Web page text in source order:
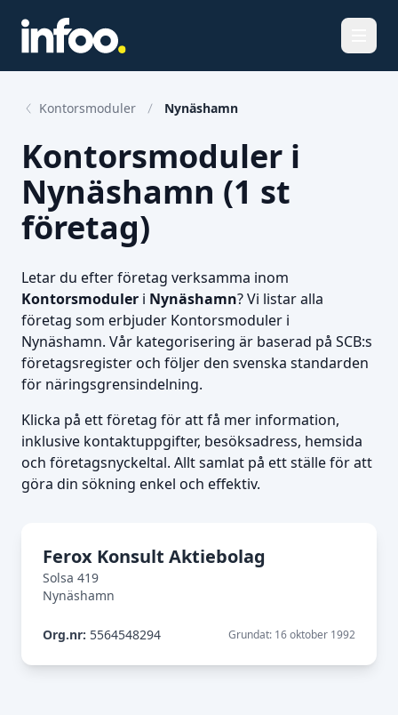
Kontorsmoduler Nynäshamn
Kontorsmoduler i
Nynäshamn (1 st
företag)
Letar du efter företag verksamma inom
Kontorsmoduler i Nynäshamn? Vi listar alla
företag som erbjuder Kontorsmoduler i
Nynäshamn. Vår kategorisering är baserad på SCB:s
företagsregister och följer den svenska standarden
för näringsgrensindelning.
Klicka på ett företag för att få mer information,
inklusive kontaktuppgifter, besöksadress, hemsida
och företagsnyckeltal. Allt samlat på ett ställe för att
göra din sökning enkel och effektiv.
Ferox Konsult Aktiebolag
Solsa 419
Nynäshamn
Org.nr: 5564548294 Grundat: 16 oktober 1992